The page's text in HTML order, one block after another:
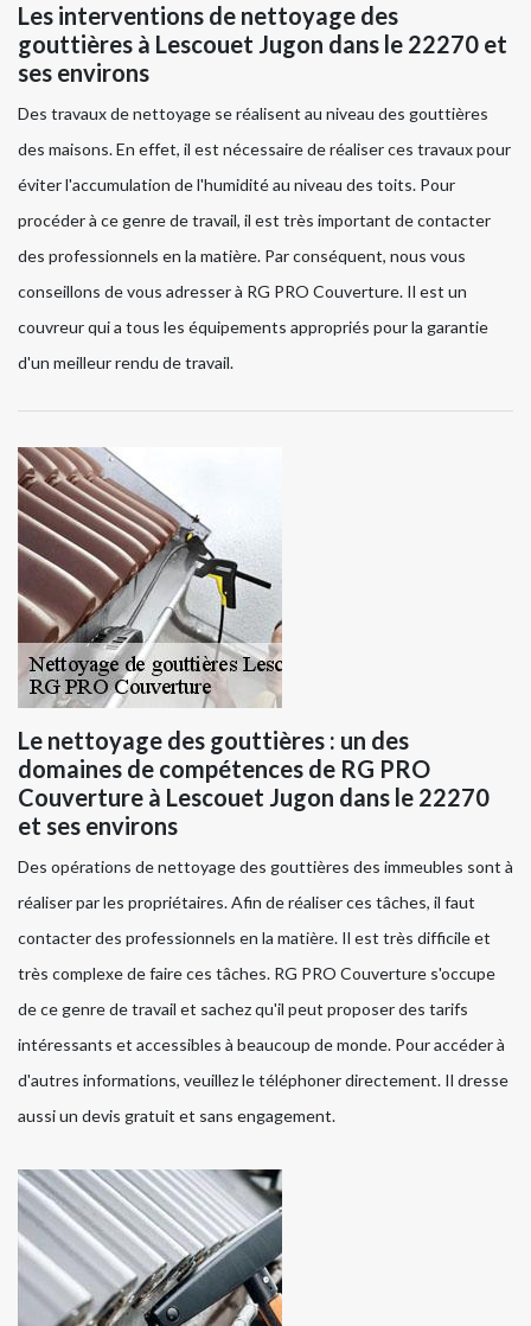
Les interventions de nettoyage des
gouttières à Lescouet Jugon dans le 22270 et
ses environs
Des travaux de nettoyage se réalisent au niveau des gouttières
des maisons. En effet, il est nécessaire de réaliser ces travaux pour
éviter l'accumulation de l'humidité au niveau des toits. Pour
procéder à ce genre de travail, il est très important de contacter
des professionnels en la matière. Par conséquent, nous vous
conseillons de vous adresser à RG PRO Couverture. Il est un
couvreur qui a tous les équipements appropriés pour la garantie
d'un meilleur rendu de travail.
Le nettoyage des gouttières : un des
domaines de compétences de RG PRO
Couverture à Lescouet Jugon dans le 22270
et ses environs
Des opérations de nettoyage des gouttières des immeubles sont à
réaliser par les propriétaires. Afin de réaliser ces tâches, il faut
contacter des professionnels en la matière. Il est très difficile et
très complexe de faire ces tâches. RG PRO Couverture s'occupe
de ce genre de travail et sachez qu'il peut proposer des tarifs
intéressants et accessibles à beaucoup de monde. Pour accéder à
d'autres informations, veuillez le téléphoner directement. Il dresse
aussi un devis gratuit et sans engagement.